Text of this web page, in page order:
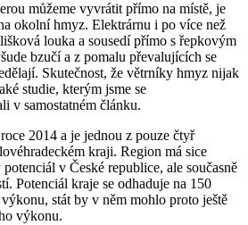
můžeme vyvrátit přímo na místě, je
okolní hmyz. Elektrárnu i po více než
louka a sousedí přímo s řepkovým
bzučí a z pomalu převalujících se
Skutečnost, že větrníky hmyz nijak
studie, kterým jsme se
v samostatném článku.
2014 a je jednou z pouze čtyř
kraji. Region má sice
v České republice, ale současně
Potenciál kraje se odhaduje na 150
stát by v něm mohlo proto ještě
výkonu.